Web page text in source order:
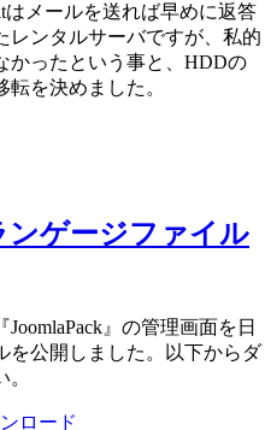
メールを送れば早めに返答
レンタルサーバですが、私的
かったという事と、HDDの
を決めました。
ンゲージファイル
』の管理画面を日
を公開しました。以下からダ
ロード